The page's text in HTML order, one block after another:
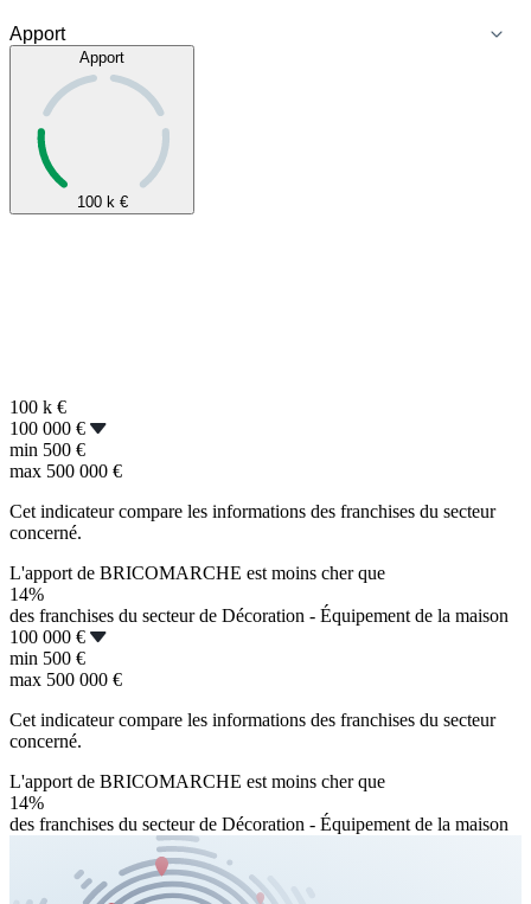
Apport
100 k €
100 k €
100 000 €
min 500 €
max 500 000 €
Cet indicateur compare les informations des franchises du secteur
concerné.
L'apport de BRICOMARCHE est moins cher que
14%
des franchises du secteur de Décoration - Équipement de la maison
100 000 €
min 500 €
max 500 000 €
Cet indicateur compare les informations des franchises du secteur
concerné.
L'apport de BRICOMARCHE est moins cher que
14%
des franchises du secteur de Décoration - Équipement de la maison